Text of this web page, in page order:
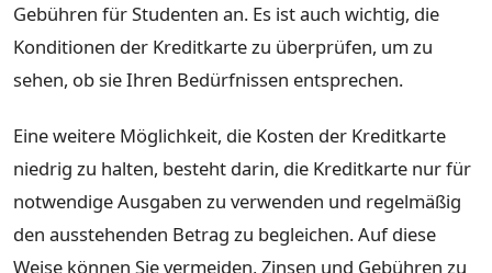
Gebühren für Studenten an. Es ist auch wichtig, die
Konditionen der Kreditkarte zu überprüfen, um zu
sehen, ob sie Ihren Bedürfnissen entsprechen.
Eine weitere Möglichkeit, die Kosten der Kreditkarte
niedrig zu halten, besteht darin, die Kreditkarte nur für
notwendige Ausgaben zu verwenden und regelmäßig
den ausstehenden Betrag zu begleichen. Auf diese
Weise können Sie vermeiden, Zinsen und Gebühren zu